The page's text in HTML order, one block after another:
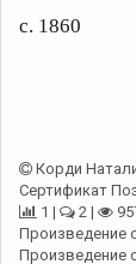
c. 1860
Корди
Сертификат
1 |
2 |
Произведение
Произведение